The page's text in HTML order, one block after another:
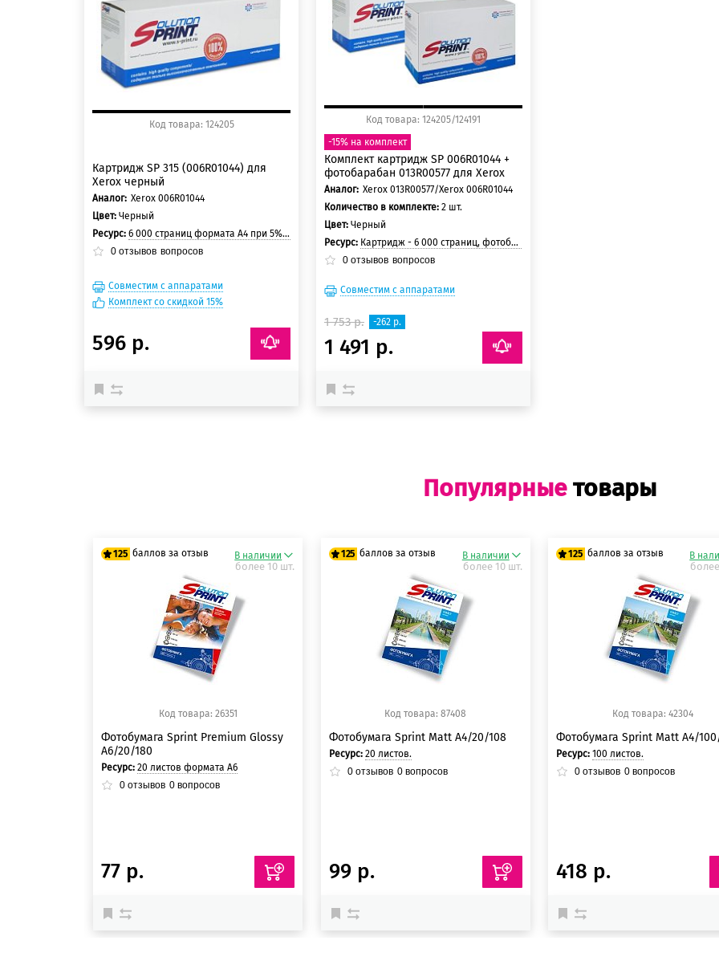
150 баллов
Код товара: 124205
Картридж SP 315 (006R01044) для
Xerox черный
Аналог: Xerox 006R01044
Цвет: Черный
Ресурс: 6 000 страниц формата А4 при 5% заполнении страницы
0 отзывов вопросов
Совместим с аппаратами
Комплект со скидкой 15%
596 р.
150 баллов
Код товара: 124205/124191
-15% на комплект
Комплект картридж SP 006R01044 +
фотобарабан 013R00577 для Xerox
Аналог: Xerox 013R00577/Xerox 006R01044
Количество в комплекте: 2 шт.
Цвет: Черный
Ресурс: Картридж - 6 000 страниц, фотобарабан - 27 000 страниц
0 отзывов вопросов
Совместим с аппаратами
1 753 р. -262 р.
1 491 р.
Популярныетовары
125 баллов за отзыв
125 баллов
125 баллов
В наличии
более 10 шт.
Код товара: 26351
Фотобумага Sprint Premium Glossy
A6/20/180
Ресурс:20 листов формата А6
0 отзывов 0 вопросов
77 р.
125 баллов за отзыв
125 баллов
125 баллов
В наличии
более 10 шт.
Код товара: 87408
Фотобумага Sprint Matt A4/20/108
Ресурс: 20 листов.
0отзывов 0вопросов
99 р.
125 баллов за отзыв
125 баллов
125 баллов
В
Код товара: 42304
Фотобумага Sprint Matt A4/
Ресурс:100 листов.
0 отзывов 0 вопросов
418 р.